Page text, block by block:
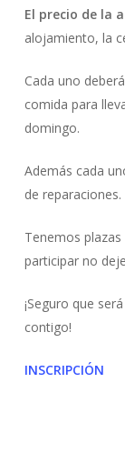
El precio de la
alojamiento, la
Cada uno
comida para
domingo.
Además cada
de reparaciones.
Tenemos
participar no
¡Seguro que
contigo!
INSCRIPCIÓN